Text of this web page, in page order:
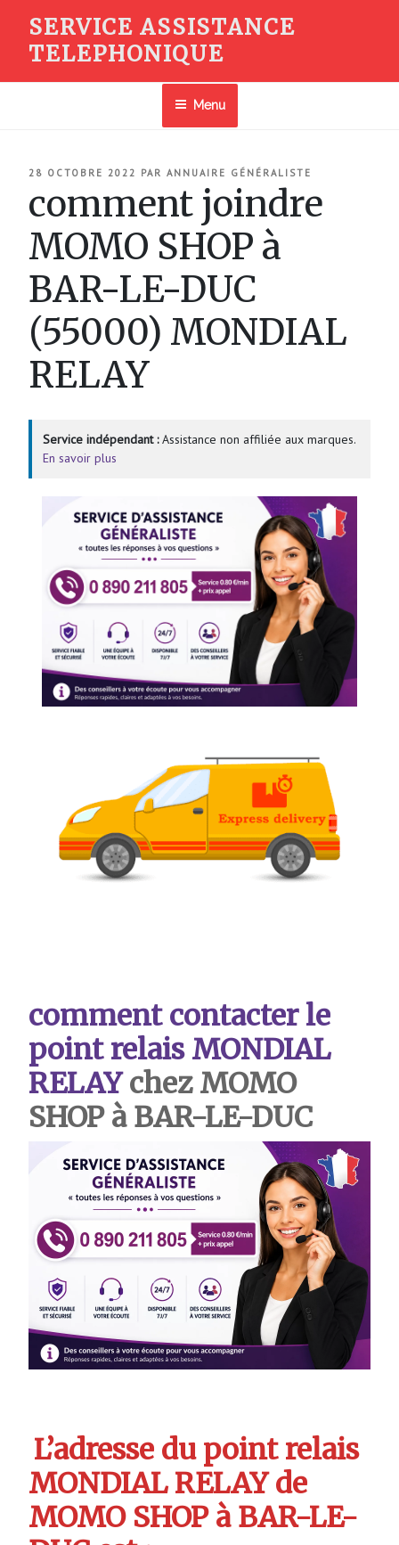
contenu
SERVICE ASSISTANCE
TELEPHONIQUE
Menu
PUBLIÉ
28 OCTOBRE 2022 PAR ANNUAIRE GÉNÉRALISTE
comment joindre
MOMO SHOP à
BAR-LE-DUC
(55000) MONDIAL
RELAY
Service indépendant :Assistance non affiliée aux marques.
En savoir plus
comment contacter le
point relais MONDIAL
RELAYchez MOMO
SHOP à BAR-LE-DUC
L’adresse du point relais
MONDIAL RELAY de
MOMO SHOP à BAR-LE-